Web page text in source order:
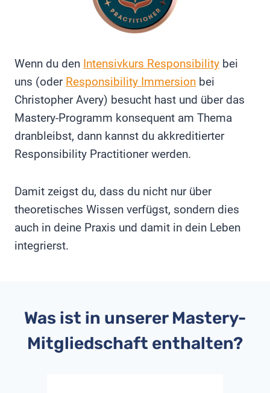
Wenn du den Intensivkurs Responsibility bei
uns (oder Responsibility Immersion bei
Christopher Avery) besucht hast und über das
Mastery-Programm konsequent am Thema
dranbleibst, dann kannst du akkreditierter
Responsibility Practitioner werden.
Damit zeigst du, dass du nicht nur über
theoretisches Wissen verfügst, sondern dies
auch in deine Praxis und damit in dein Leben
integrierst.
Was ist in unserer Mastery-
Mitgliedschaft enthalten?